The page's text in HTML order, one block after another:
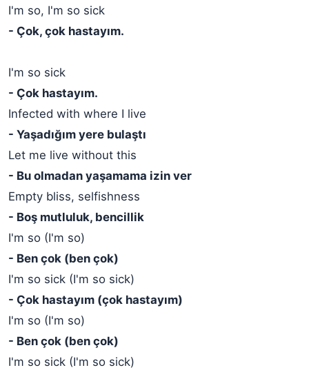
I'm so, I'm so sick
- Çok, çok hastayım.
I'm so sick
- Çok hastayım.
Infected with where I live
- Yaşadığım yere bulaştı
Let me live without this
- Bu olmadan yaşamama izin ver
Empty bliss, selfishness
- Boş mutluluk, bencillik
I'm so (I'm so)
- Ben çok (ben çok)
I'm so sick (I'm so sick)
- Çok hastayım (çok hastayım)
I'm so (I'm so)
- Ben çok (ben çok)
I'm so sick (I'm so sick)